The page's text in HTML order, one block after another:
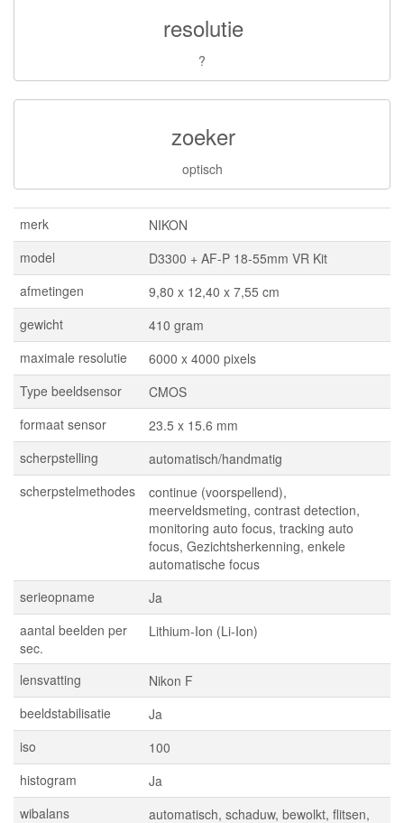
resolutie
?
zoeker
optisch
merk
NIKON
model
D3300 + AF-P 18-55mm VR Kit
afmetingen
9,80 x 12,40 x 7,55 cm
gewicht
410 gram
maximale resolutie
6000 x 4000 pixels
Type beeldsensor
CMOS
formaat sensor
23.5 x 15.6 mm
scherpstelling
automatisch/handmatig
scherpstelmethodes
continue (voorspellend),
meerveldsmeting, contrast detection,
monitoring auto focus, tracking auto
focus, Gezichtsherkenning, enkele
automatische focus
serieopname
Ja
aantal beelden per
sec.
Lithium-Ion (Li-Ion)
lensvatting
Nikon F
beeldstabilisatie
Ja
iso
100
histogram
Ja
wibalans
automatisch, schaduw, bewolkt, flitsen,